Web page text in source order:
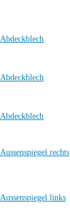
Abdeckblech
Abdeckblech
Abdeckblech
Aussenspiegel rechts
Aussenspiegel links